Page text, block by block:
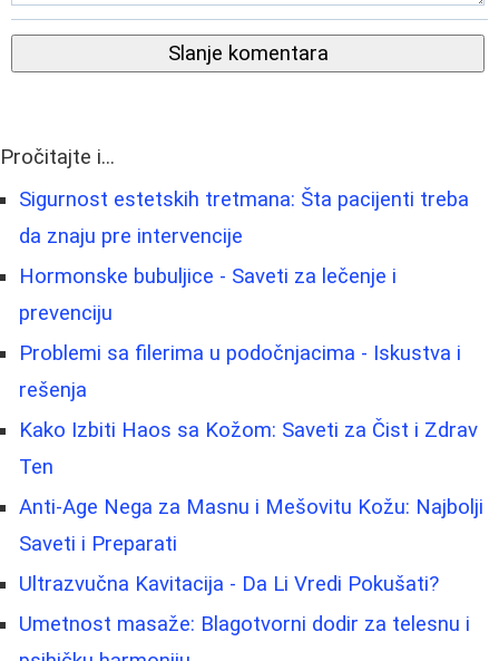
Slanje komentara
Pročitajte i...
Sigurnost estetskih tretmana: Šta pacijenti treba
da znaju pre intervencije
Hormonske bubuljice - Saveti za lečenje i
prevenciju
Problemi sa filerima u podočnjacima - Iskustva i
rešenja
Kako Izbiti Haos sa Kožom: Saveti za Čist i Zdrav
Ten
Anti-Age Nega za Masnu i Mešovitu Kožu: Najbolji
Saveti i Preparati
Ultrazvučna Kavitacija - Da Li Vredi Pokušati?
Umetnost masaže: Blagotvorni dodir za telesnu i